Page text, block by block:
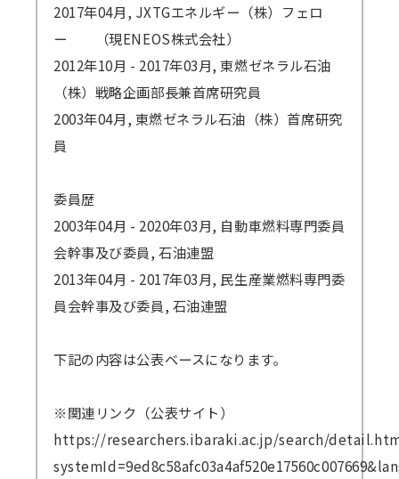
2017年04月, JXTGエネルギー（株）フェロ
ー （現ENEOS株式会社）
2012年10月 - 2017年03月, 東燃ゼネラル石油
（株）戦略企画部長兼首席研究員
2003年04月, 東燃ゼネラル石油（株）首席研究
員
委員歴
2003年04月 - 2020年03月, 自動車燃料専門委員
会幹事及び委員, 石油連盟
2013年04月 - 2017年03月, 民生産業燃料専門委
員会幹事及び委員, 石油連盟
下記の内容は公表ベースになります。
※関連リンク（公表サイト）
https://researchers.ibaraki.ac.jp/search/